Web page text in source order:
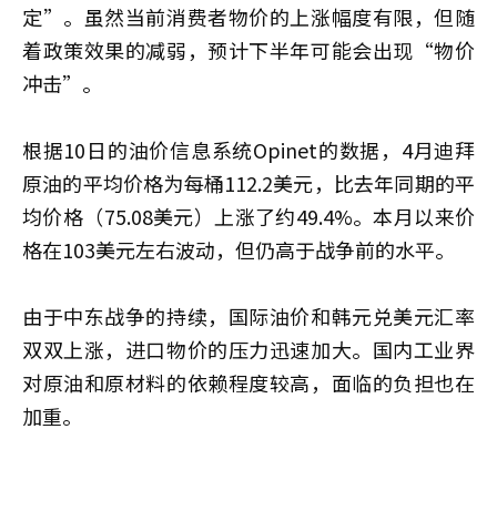
定”。虽然当前消费者物价的上涨幅度有限，但随
着政策效果的减弱，预计下半年可能会出现“物价
冲击”。
根据10日的油价信息系统Opinet的数据，4月迪拜
原油的平均价格为每桶112.2美元，比去年同期的平
均价格（75.08美元）上涨了约49.4%。本月以来价
格在103美元左右波动，但仍高于战争前的水平。
由于中东战争的持续，国际油价和韩元兑美元汇率
双双上涨，进口物价的压力迅速加大。国内工业界
对原油和原材料的依赖程度较高，面临的负担也在
加重。